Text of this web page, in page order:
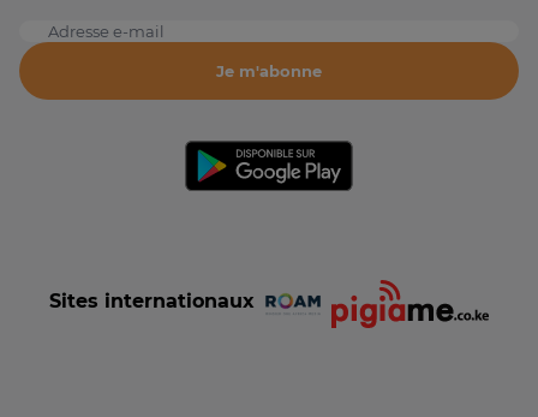
Adresse e-mail
Je m'abonne
Sites internationaux